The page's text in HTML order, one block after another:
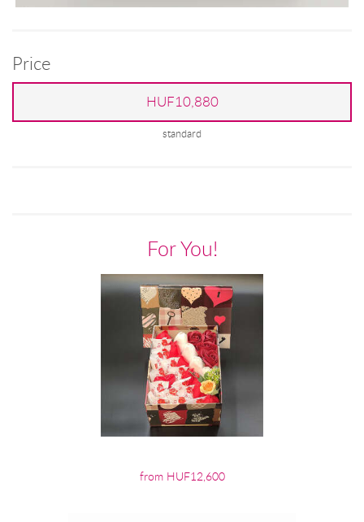
Price
HUF10,880
standard
For You!
from HUF12,600